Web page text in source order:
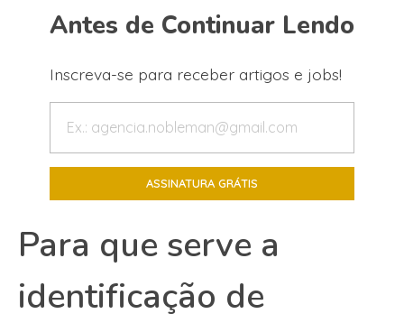
Antes de Continuar Lendo
Inscreva-se para receber artigos e jobs!
Para que serve a
identificação de